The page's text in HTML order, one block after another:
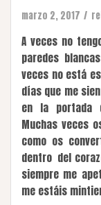
marzo 2, 2017
A veces no
paredes
veces no está
días que me
en la portada
Muchas veces
como os
dentro del
siempre me
me estáis